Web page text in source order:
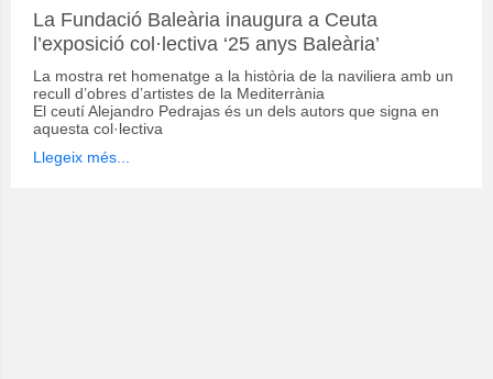
La Fundació Baleària inaugura a Ceuta
l’exposició col·lectiva ‘25 anys Baleària’
La mostra ret homenatge a la història de la naviliera amb un
recull d’obres d’artistes de la Mediterrània
El ceutí Alejandro Pedrajas és un dels autors que signa en
aquesta col·lectiva
Llegeix més...